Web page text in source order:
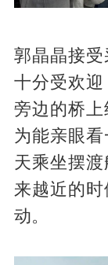
郭晶晶接
十分受欢
旁边的桥上
为能亲眼
天乘坐摆
来越近的
动。